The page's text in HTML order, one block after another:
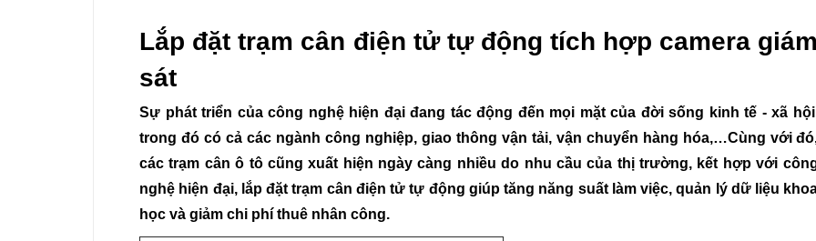
Lắp đặt trạm cân điện tử tự động tích hợp camera giám
sát
Sự phát triển của công nghệ hiện đại đang tác động đến mọi mặt của đời sống kinh tế - xã
trong đó có cả các ngành công nghiệp, giao thông vận tải, vận chuyển hàng hóa,…Cùng với
các trạm cân ô tô cũng xuất hiện ngày càng nhiều do nhu cầu của thị trường, kết hợp với
nghệ hiện đại, lắp đặt trạm cân điện tử tự động giúp tăng năng suất làm việc, quản lý dữ liệu
học và giảm chi phí thuê nhân công.